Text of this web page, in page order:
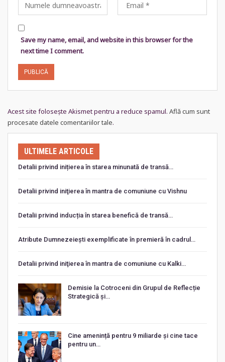
Save my name, email, and website in this browser for the
next time I comment.
Acest site folosește Akismet pentru a reduce spamul. Află cum sunt
procesate datele comentariilor tale.
ULTIMELE ARTICOLE
Detalii privind inițierea în starea minunată de transă…
Detalii privind iniţierea în mantra de comuniune cu Vishnu
Detalii privind inducția în starea benefică de transă…
Atribute Dumnezeiești exemplificate în premieră în cadrul…
Detalii privind iniţierea în mantra de comuniune cu Kalki…
Demisie la Cotroceni din Grupul de Reflecție
Strategică și…
Cine amenință pentru 9 miliarde și cine tace
pentru un…